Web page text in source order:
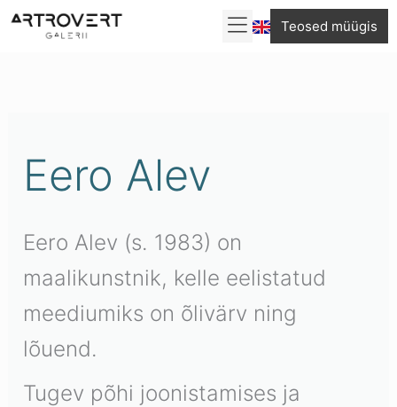
Skip
Teosed müügis
Eero Alev
Eero Alev (s. 1983) on
maalikunstnik, kelle eelistatud
meediumiks on õlivärv ning
lõuend.
Tugev põhi joonistamises ja